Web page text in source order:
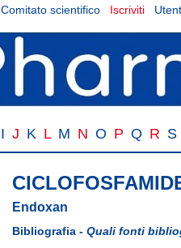
Comitato scientifico Iscriviti
I J K L M N O P Q R S
Endoxan
Bibliografia - Quali fonti